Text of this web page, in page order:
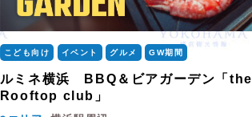
こども向け イベント グルメ GW期間
ルミネ横浜 BBQ＆ビアガーデン「the
Rooftop club」